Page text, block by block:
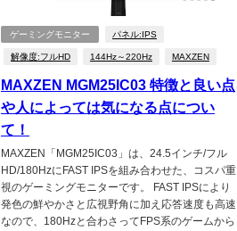
ゲーミングモニター パネル:IPS
解像度:フルHD 144Hz～220Hz MAXZEN
MAXZEN MGM25IC03 特徴と良い点
や人によっては気になる点につい
て！
MAXZEN「MGM25IC03」は、24.5インチ/フル
HD/180HzにFAST IPSを組み合わせた、コスパ重
視のゲーミングモニターです。 FAST IPSにより
発色の鮮やかさと広視野角に加え応答速度も高速
なので、180Hzと合わさってFPS系のゲームから